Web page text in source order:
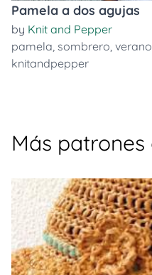
Pamela a dos agujas
by Knit and Pepper
pamela, sombrero, verano
knitandpepper
Más patrones